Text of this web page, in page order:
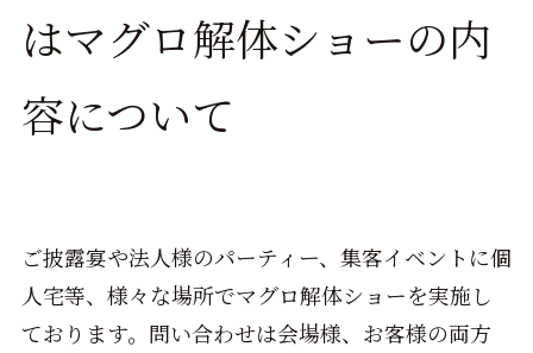
はマグロ解体ショーの内
容について
ご披露宴や法人様のパーティー、集客イベントに個
人宅等、様々な場所でマグロ解体ショーを実施し
ております。問い合わせは会場様、お客様の両方